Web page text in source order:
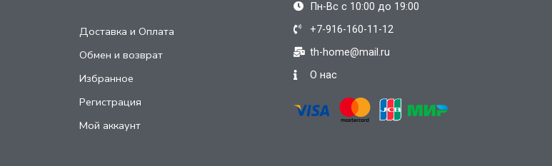
Доставка и Оплата
Обмен и возврат
Избранное
Регистрация
Мой аккаунт
Пн-Вс с 10:00 до 19:00
+7-916-160-11-12
th-home@mail.ru
О нас